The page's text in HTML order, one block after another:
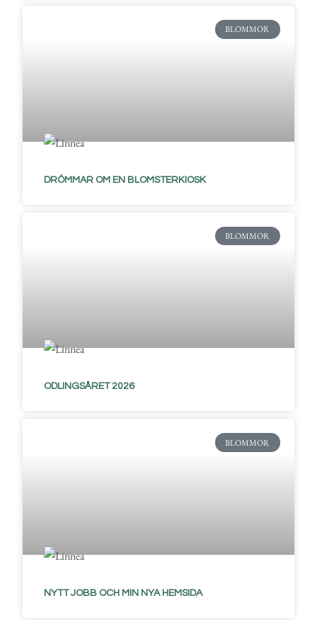
BLOMMOR
DRÖMMAR OM EN BLOMSTERKIOSK
BLOMMOR
ODLINGSÅRET 2026
BLOMMOR
NYTT JOBB OCH MIN NYA HEMSIDA